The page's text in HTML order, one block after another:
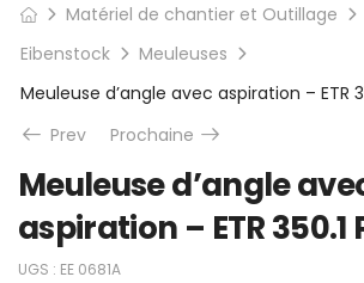
Matériel de chantier et Outillage
Eibenstock
Meuleuses
Meuleuse d’angle avec aspiration – ETR
Prev
Prochaine
Meuleuse d’angle
aspiration – ETR 350.1
UGS : EE 0681A